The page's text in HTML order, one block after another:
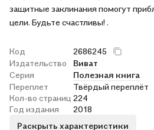
защитные заклинания помогут
цели. Будьте счастливы! .
Код
2686245
Издательство
Виват
Серия
Полезная книга
Переплет
Твёрдый переплёт
Кол-во страниц 224
Год издания
2018
Раскрыть характеристики